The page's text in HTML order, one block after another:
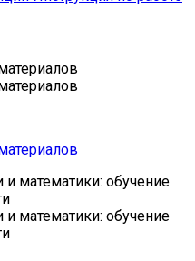
и математики: обучение
и математики: обучение